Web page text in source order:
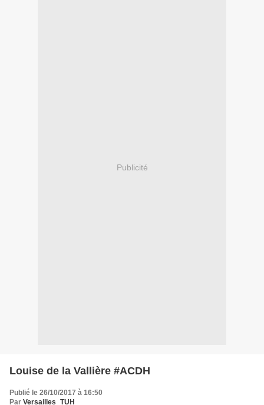
Publicité
Louise de la Vallière #ACDH
Publié le 26/10/2017 à 16:50
Par Versailles_TUH